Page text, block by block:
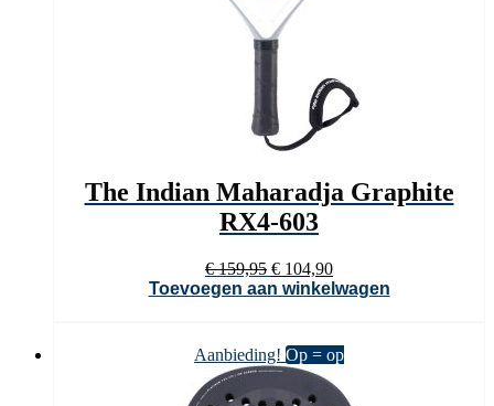
The Indian Maharadja Graphite
RX4-603
€159,95 Oorspronkelijke
prijs
€ 104,90Huidige
prijs
Toevoegen aan winkelwagen
Aanbieding! Op = op